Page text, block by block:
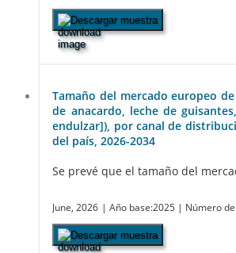
Descargar muestra
Tamaño del mercado europeo
de anacardo, leche de
endulzar]), por canal de
del país, 2026-2034
Se prevé que el tamaño del
June, 2026 | Año base:2025 | Número
Descargar muestra